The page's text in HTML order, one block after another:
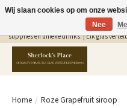
Gratis Verzending in NL vanaf €75,- |
supplies en unieke drinks. | Elk glas
Home / Roze Grapefruit siroop
Wij slaan cookies op om onze
Nee